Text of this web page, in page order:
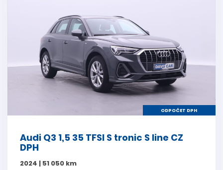
ODPOČET DPH
Audi Q3 1,5 35 TFSI S tronic S line CZ
DPH
2024 | 51 050 km